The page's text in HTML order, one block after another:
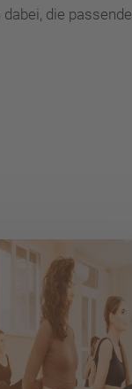
die passende